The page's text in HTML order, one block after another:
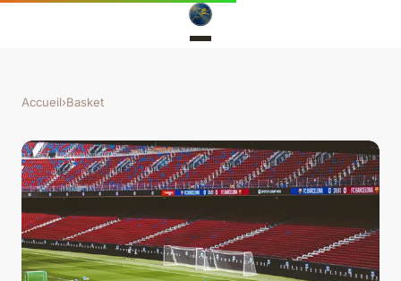
Accueil›Basket